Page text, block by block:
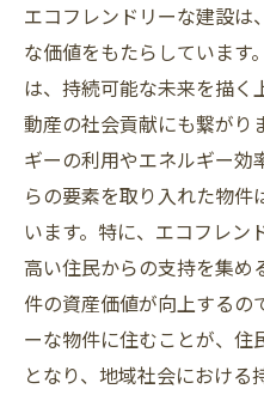
エコフレンドリーな建設は
な価値をもたらしています
は、持続可能な未来を描く
動産の社会貢献にも繋がり
ギーの利用やエネルギー効
らの要素を取り入れた物件
います。特に、エコフレン
高い住民からの支持を集め
件の資産価値が向上するの
ーな物件に住むことが、住
となり、地域社会における